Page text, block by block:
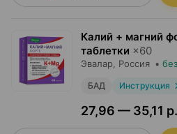
Калий + магний
таблетки ×60
Эвалар , Россия •
БАД Инструкция
27,96 — 35,11 р.